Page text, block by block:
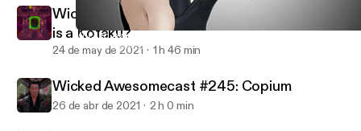
Wicked Awesomecast #244: The Internet Runs On Sacrificed
Wicked Awesomecast
Wicked Awesomecast #246: Seriously, what
is a Kotaku?
24 de may de 2021 1 h 46 min
Wicked Awesomecast #245: Copium
26 de abr de 2021 2 h 0 min